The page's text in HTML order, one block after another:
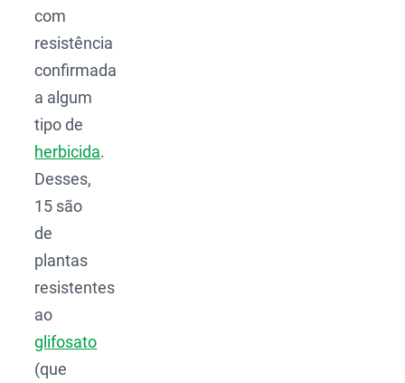
com
resistência
confirmada
a algum
tipo de
herbicida.
Desses,
15 são
de
plantas
resistentes
ao
glifosato
(que